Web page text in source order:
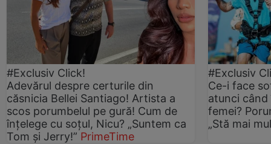
#Exclusiv Click!
Adevărul despre certurile din
căsnicia Bellei Santiago! Artista a
scos porumbelul pe gură! Cum de
înțelege cu soțul, Nicu? „Suntem ca
Tom și Jerry!” PrimeTime
#Exclusiv
Ce-i face
atunci
femei?
„Stă mai